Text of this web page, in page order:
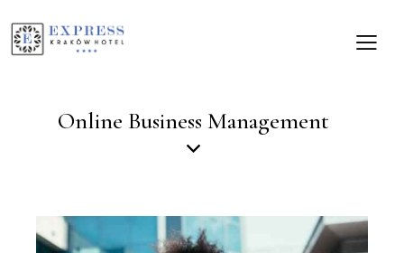
Online Business Management